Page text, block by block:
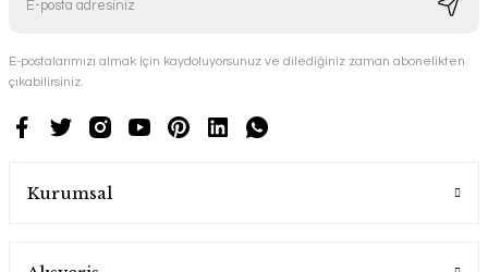
E-postalarımızı almak için kaydoluyorsunuz ve dilediğiniz zaman abonelikten
çıkabilirsiniz.
Kurumsal